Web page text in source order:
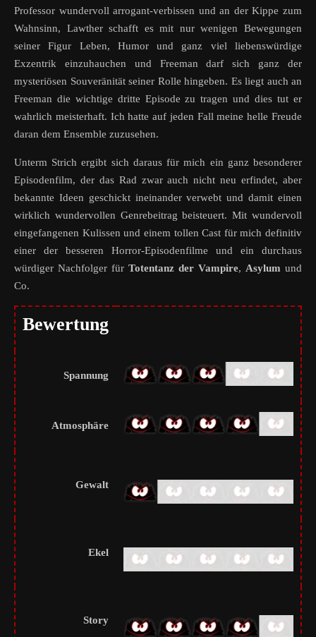
Professor wundervoll arrogant-verbissen und an der Kippe zum
Wahnsinn, Lawther schafft es mit nur wenigen Bewegungen
seiner Figur Leben, Humor und ganz viel liebenswürdige
Exzentrik einzuhauchen und Freeman darf sich ganz der
mysteriösen Souveränität seiner Rolle hingeben. Es liegt auch an
Freeman die wichtige dritte Episode zu tragen und dies tut er
wahrlich meisterhaft. Ich hatte auf jeden Fall meine helle Freude
daran dem Ensemble zuzusehen.
Unterm Strich ergibt sich daraus für mich ein ganz besonderer
Episodenfilm, der das Rad zwar auch nicht neu erfindet, aber
bekannte Ideen geschickt ineinander verwebt und damit einen
wirklich wundervollen Genrebeitrag beisteuert. Mit wundervoll
eingefangenen Kulissen und einem tollen Cast für mich definitiv
einer der besseren Horror-Episodenfilme und ein durchaus
würdiger Nachfolger für Totentanz der Vampire, Asylum und
Co.
Bewertung
Spannung
Atmosphäre
Gewalt
Ekel
Story